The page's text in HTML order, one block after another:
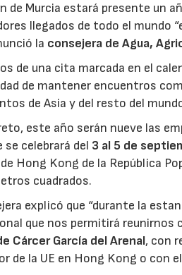
de Murcia estará presente un
llegados de todo el mundo
la consejera de Agua,
de una cita marcada en el
de mantener encuentros
de Asia y del resto del
este año serán nueve las
se celebrará del 3 al 5 de
Hong Kong de la República
cuadrados.
explicó que “durante la
que nos permitirá reunirnos
Cárcer García del Arenal, con
de la UE en Hong Kong o con